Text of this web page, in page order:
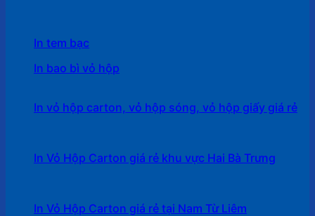
In tem bạc
In bao bì vỏ hộp
In vỏ hộp carton, vỏ hộp sóng, vỏ hộp giấy giá rẻ
In Vỏ Hộp Carton giá rẻ khu vực Hai Bà Trưng
In Vỏ Hộp Carton giá rẻ tại Nam Từ Liêm